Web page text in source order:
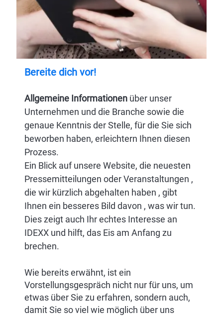
Bereite dich vor!
Allgemeine Informationenüber unser
Unternehmen und die Branche sowie die
genaue Kenntnis der Stelle, für die Sie sich
beworben haben, erleichtern Ihnen diesen
Prozess.
Ein Blick auf unsere Website, die neuesten
Pressemitteilungen oder Veranstaltungen ,
die wir kürzlich abgehalten haben , gibt
Ihnen ein besseres Bild davon , was wir tun.
Dies zeigt auch Ihr echtes Interesse an
IDEXX und hilft, das Eis am Anfang zu
brechen.
Wie bereits erwähnt, ist ein
Vorstellungsgespräch nicht nur für uns, um
etwas über Sie zu erfahren, sondern auch,
damit Sie so viel wie möglich über uns